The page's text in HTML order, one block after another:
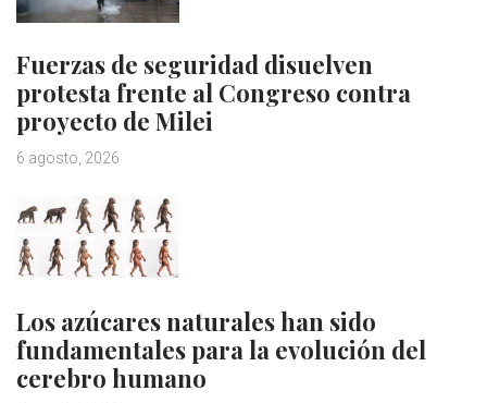
Fuerzas de seguridad disuelven
protesta frente al Congreso contra
proyecto de Milei
6 agosto, 2026
Los azúcares naturales han sido
fundamentales para la evolución del
cerebro humano